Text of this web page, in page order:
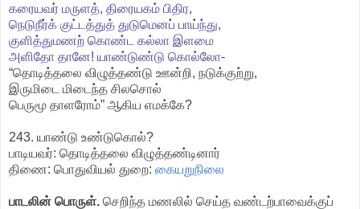
கரையவர் மருளத், திரையகம் பிதிர,
நெடுநீர்க் குட்டத்துத் துடுமெனப் பாய்ந்து,
குளித்துமணற் கொண்ட கல்லா இளமை
அளிதோ தானே! யாண்டுண்டு கொல்லோ-
“தொடித்தலை விழுத்தண்டு ஊன்றி, நடுக்குற்று,
இருமிடை மிடைந்த சிலசொல்
பெருமூ தாளரோம்” ஆகிய எமக்கே?
243. யாண்டு உண்டுகொல்?
பாடியவர்: தொடித்தலை விழுத்தண்டினார்
திணை: பொதுவியல் துறை: கையறுநிலை
பாடலின் பொருள். செறிந்த மணலில் செய்த வண்டற்பாவைக்குப்